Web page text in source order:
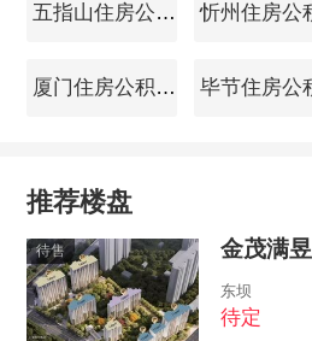
五指山住房公积金查询
厦门住房公积金查询
推荐楼盘
待售 金茂满昱
东坝
待定